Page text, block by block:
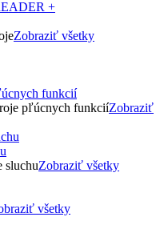
Zobraziť všetky
funkcií
pľúcnych funkciíZobraziť
sluchuZobraziť všetky
všetky